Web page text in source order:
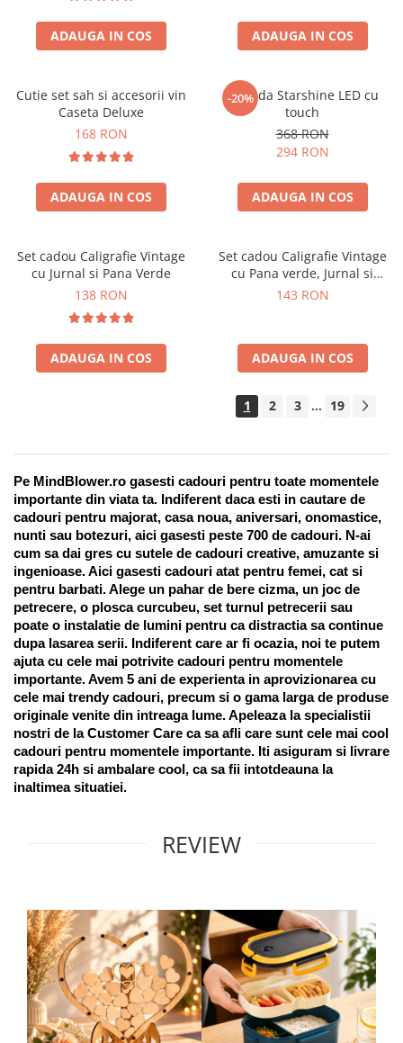
ADAUGA IN COS ADAUGA IN COS
Cutie set sah si accesorii vin
Caseta Deluxe
168 RON
ADAUGA IN COS
-20%
Oglinda Starshine LED cu
touch
368 RON
294 RON
ADAUGA IN COS
Set cadou Caligrafie Vintage
cu Jurnal si Pana Verde
138 RON
ADAUGA IN COS
Set cadou Caligrafie Vintage
cu Pana verde, Jurnal si
Suport pentru stilou, 9 piese
143 RON
ADAUGA IN COS
1 2 3 ... 19
Pe MindBlower.ro gasesti cadouri pentru toate momentele
importante din viata ta. Indiferent daca esti in cautare de
cadouri pentru majorat, casa noua, aniversari, onomastice,
nunti sau botezuri, aici gasesti peste 700 de cadouri. N-ai
cum sa dai gres cu sutele de cadouri creative, amuzante si
ingenioase. Aici gasesti cadouri atat pentru femei, cat si
pentru barbati. Alege un pahar de bere cizma, un joc de
petrecere, o plosca curcubeu, set turnul petrecerii sau
poate o instalatie de lumini pentru ca distractia sa continue
dupa lasarea serii. Indiferent care ar fi ocazia, noi te putem
ajuta cu cele mai potrivite cadouri pentru momentele
importante. Avem 5 ani de experienta in aprovizionarea cu
cele mai trendy cadouri, precum si o gama larga de produse
originale venite din intreaga lume. Apeleaza la specialistii
nostri de la Customer Care ca sa afli care sunt cele mai cool
cadouri pentru momentele importante. Iti asiguram si livrare
rapida 24h si ambalare cool, ca sa fii intotdeauna la
inaltimea situatiei.
REVIEW